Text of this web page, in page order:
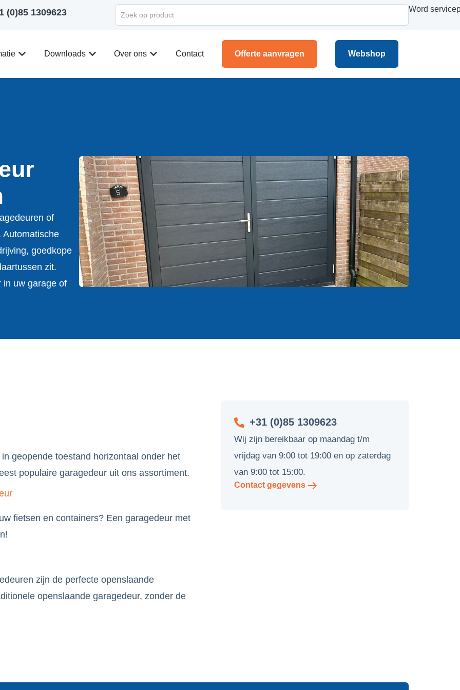
(0)85 1309623 Word
Downloads Over ons Contact Offerte aanvragen Webshop
of
Automatische
goedkope
zit.
in uw garage of
geopende toestand horizontaal onder het
populaire garagedeur uit ons assortiment.
fietsen en containers? Een garagedeur met
zijn de perfecte openslaande
openslaande garagedeur, zonder de
+31 (0)85 1309623
Wij zijn bereikbaar op maandag t/m
vrijdag van 9:00 tot 19:00 en op zaterdag
van 9:00 tot 15:00.
Contact gegevens